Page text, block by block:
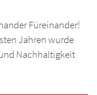
Füreinander!
Jahren wurde
Nachhaltigkeit